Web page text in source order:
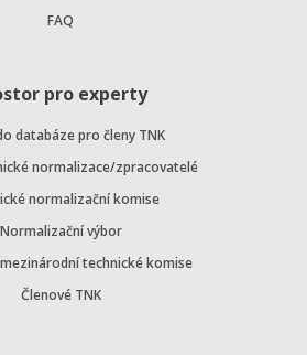
FAQ
pro experty
databáze pro členy TNK
normalizace/zpracovatelé
normalizační komise
Normalizační výbor
technické komise
Členové TNK